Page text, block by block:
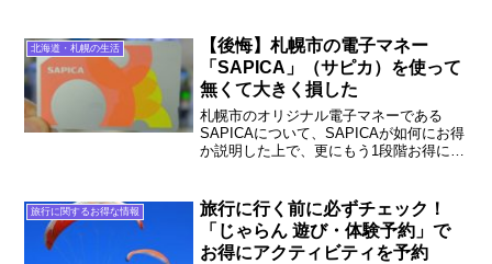
近よくあったのですが、なぜ作るまでに
時間がかかったのか、何がどうお得なの
か？具体的に説明していきます。
北海道・札幌の生活
【後悔】札幌市の電子マネー
「SAPICA」（サピカ）を使って
無くて大きく損した
札幌市のオリジナル電子マネーである
SAPICAについて、SAPICAが如何にお得
か説明した上で、更にもう1段階お得にす
人なら、SAPICAにしないと物凄く損し
ていますよ。
旅行に関するお得な情報
旅行に行く前に必ずチェック！
「じゃらん 遊び・体験予約」で
お得にアクティビティを予約